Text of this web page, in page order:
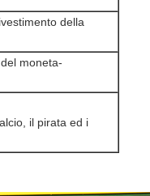
della
moneta-
il pirata ed i